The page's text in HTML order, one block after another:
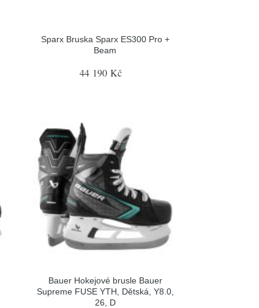
Sparx Bruska Sparx ES300 Pro +
Beam
44 190 Kč
Bauer Hokejové brusle Bauer
Supreme FUSE YTH, Dětská, Y8.0,
26, D